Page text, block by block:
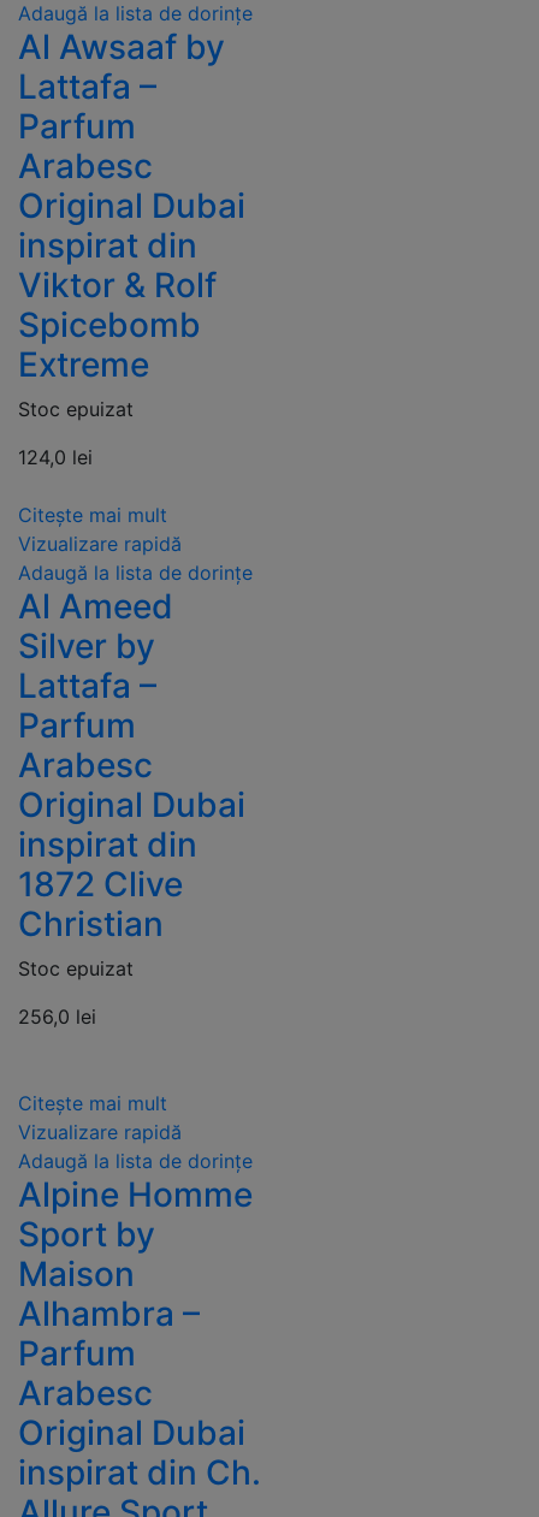
Adaugă la lista de dorințe
Al Awsaaf by
Lattafa –
Parfum
Arabesc
Original Dubai
inspirat din
Viktor & Rolf
Spicebomb
Extreme
Stoc epuizat
124,0 lei
Citește mai mult
Vizualizare rapidă
Adaugă la lista de dorințe
Al Ameed
Silver by
Lattafa –
Parfum
Arabesc
Original Dubai
inspirat din
1872 Clive
Christian
Stoc epuizat
256,0 lei
Citește mai mult
Vizualizare rapidă
Adaugă la lista de dorințe
Alpine Homme
Sport by
Maison
Alhambra –
Parfum
Arabesc
Original Dubai
inspirat din Ch.